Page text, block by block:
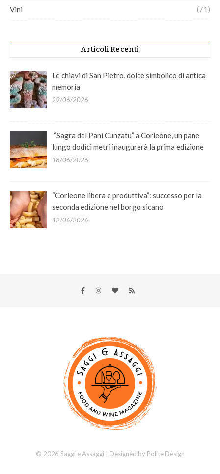
Vini (71)
Articoli Recenti
Le chiavi di San Pietro, dolce simbolico di antica
memoria
29/06/2026
“Sagra del Pani Cunzatu” a Corleone, un pane
lungo dodici metri inaugurerà la prima edizione
18/06/2026
“Corleone libera e produttiva”: successo per la
seconda edizione nel borgo sicano
12/06/2026
© 2026 Saggi e Assaggi | Designed by Polite Design